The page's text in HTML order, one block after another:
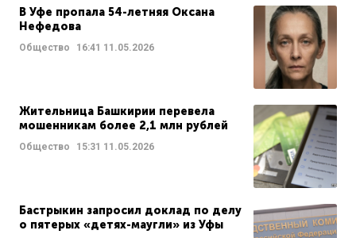
В Уфе пропала 54-летняя Оксана
Нефедова
Общество 16:41 11.05.2026
Жительница Башкирии перевела
мошенникам более 2,1 млн рублей
Общество 15:31 11.05.2026
Бастрыкин запросил доклад по делу
о пятерых «детях-маугли» из Уфы